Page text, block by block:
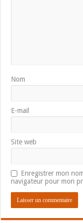
Nom
E-mail
Site web
Enregistrer mon
navigateur pour mon